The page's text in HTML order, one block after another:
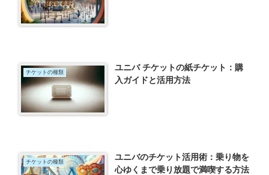
チケットの種類
ユニバ チケットの紙チケット：購
入ガイドと活用方法
チケットの種類
ユニバのチケット活用術：乗り物を
心ゆくまで乗り放題で満喫する方法